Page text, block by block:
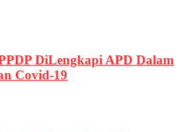
DiLengkapi APD Dalam
Covid-19